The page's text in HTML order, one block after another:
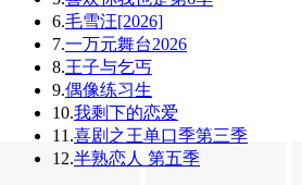
6.毛雪汪[2026]
7.一万元舞台2026
8.王子与乞丐
9.偶像练习生
10.我剩下的恋爱
11.喜剧之王单口季第三季
12.半熟恋人 第五季